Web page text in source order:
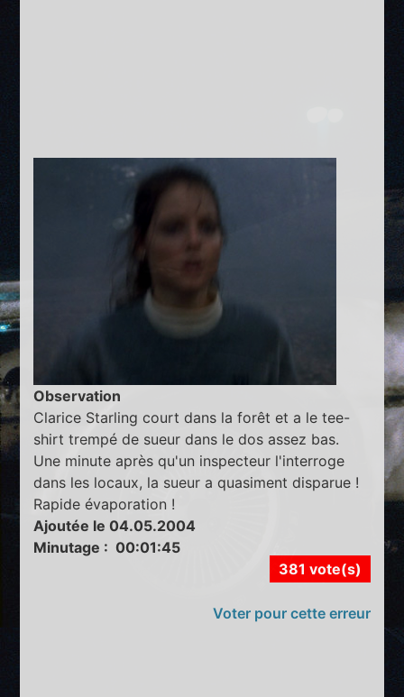
Observation
Clarice Starling court dans la forêt et a le tee-
shirt trempé de sueur dans le dos assez bas.
Une minute après qu'un inspecteur l'interroge
dans les locaux, la sueur a quasiment disparue !
Rapide évaporation !
Ajoutée le 04.05.2004
Minutage : 00:01:45
381 vote(s)
Voter pour cette erreur